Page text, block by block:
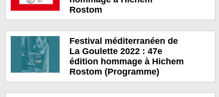
Rostom
Festival méditerranéen de
La Goulette 2022 : 47e
édition hommage à Hichem
Rostom (Programme)